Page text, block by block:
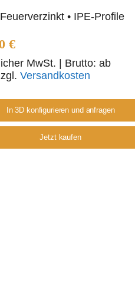
doppelseitig
• IPE-Profile
€
MwSt. | Brutto: ab
Versandkosten
In 3D konfigurieren und anfragen
Jetzt kaufen